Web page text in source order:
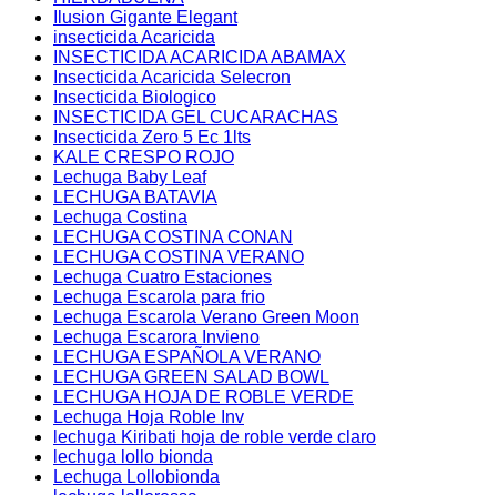
Ilusion Gigante Elegant
insecticida Acaricida
INSECTICIDA ACARICIDA ABAMAX
Insecticida Acaricida Selecron
Insecticida Biologico
INSECTICIDA GEL CUCARACHAS
Insecticida Zero 5 Ec 1lts
KALE CRESPO ROJO
Lechuga Baby Leaf
LECHUGA BATAVIA
Lechuga Costina
LECHUGA COSTINA CONAN
LECHUGA COSTINA VERANO
Lechuga Cuatro Estaciones
Lechuga Escarola para frio
Lechuga Escarola Verano Green Moon
Lechuga Escarora Invieno
LECHUGA ESPAÑOLA VERANO
LECHUGA GREEN SALAD BOWL
LECHUGA HOJA DE ROBLE VERDE
Lechuga Hoja Roble Inv
lechuga Kiribati hoja de roble verde claro
lechuga lollo bionda
Lechuga Lollobionda